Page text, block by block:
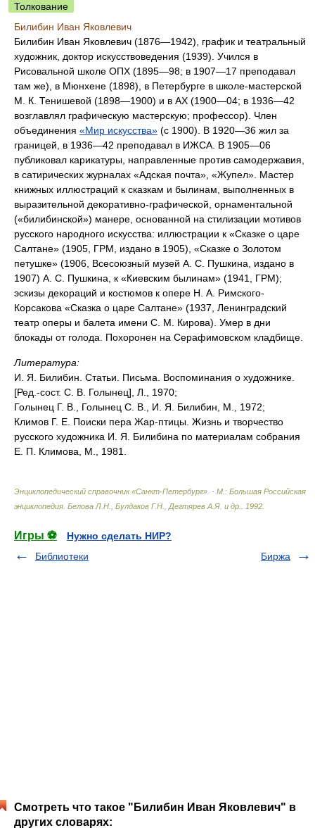
Толкование
Билибин Иван Яковлевич
Билибин Иван Яковлевич (1876—1942), график и театральный
художник, доктор искусствоведения (1939). Учился в
Рисовальной школе ОПХ (1895—98; в 1907—17 преподавал
там же), в Мюнхене (1898), в Петербурге в школе-мастерской
М. К. Тенишевой (1898—1900) и в АХ (1900—04; в 1936—42
возглавлял графическую мастерскую; профессор). Член
объединения «Мир искусства» (с 1900). В 1920—36 жил за
границей, в 1936—42 преподавал в ИЖСА. В 1905—06
публиковал карикатуры, направленные против самодержавия,
в сатирических журналах «Адская почта», «Жупел». Мастер
книжных иллюстраций к сказкам и былинам, выполненных в
выразительной декоративно-графической, орнаментальной
(«билибинской») манере, основанной на стилизации мотивов
русского народного искусства: иллюстрации к «Сказке о царе
Салтане» (1905, ГРМ, издано в 1905), «Сказке о Золотом
петушке» (1906, Всесоюзный музей А. С. Пушкина, издано в
1907) А. С. Пушкина, к «Киевским былинам» (1941, ГРМ);
эскизы декораций и костюмов к опере Н. А. Римского-
Корсакова «Сказка о царе Салтане» (1937, Ленинградский
театр оперы и балета имени С. М. Кирова). Умер в дни
блокады от голода. Похоронен на Серафимовском кладбище.
Литература:
И. Я. Билибин. Статьи. Письма. Воспоминания о художнике.
[Ред.-сост. С. В. Голынец], Л., 1970;
Голынец Г. В., Голынец С. В., И. Я. Билибин, М., 1972;
Климов Г. Е. Поиски пера Жар-птицы. Жизнь и творчество
русского художника И. Я. Билибина по материалам собрания
Е. П. Климова, М., 1981.
Энциклопедический справочник «Санкт-Петербург». - М.: Большая Российская
энциклопедия Белова Л.Н., Булдаков Г.Н., Дегтярев А.Я. и др. 1992
Игры ⚽
Нужно сделать НИР?
Библиотеки
Биржа
Смотреть что такое "Билибин Иван Яковлевич" в
других словарях: